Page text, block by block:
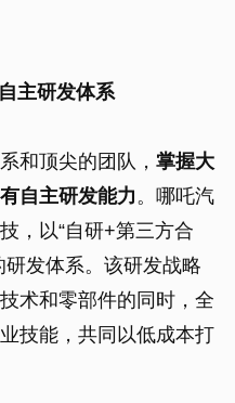
主研发体系
和顶尖的团队， 掌握大
自主研发能力 。哪吒汽
，以“自研+第三方合
发体系。该研发战略
术和零部件的同时，全
技能，共同以低成本打